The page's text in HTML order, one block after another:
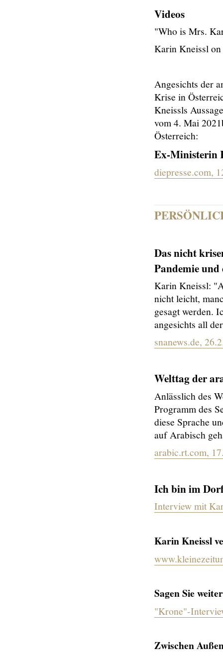
Videos
"Who is Mrs.
Karin Kneissl
Angesichts der
Krise in
Kneissls
vom 4. Mai
Österreich:
Ex-Ministerin
diepresse.com,
Das nicht
Pandemie
Karin Kneissl:
nicht leicht,
gesagt werden.
angesichts all
snanews.de,
Welttag der
Anlässlich des
Programm des
diese Sprache
auf Arabisch
arabic.rt.com,
Ich bin im
Interview mit
Karin Kneissl
Sagen Sie
"Krone"-
Zwischen